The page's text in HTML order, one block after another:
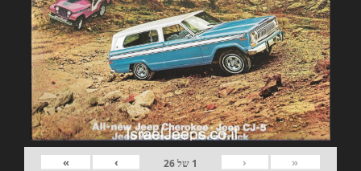
«
‹
1 של26
›
»